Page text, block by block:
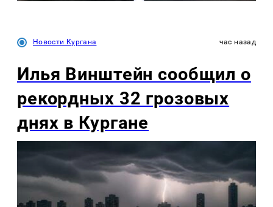
Новости Кургана час назад
Илья Винштейн сообщил о
рекордных 32 грозовых
днях в Кургане